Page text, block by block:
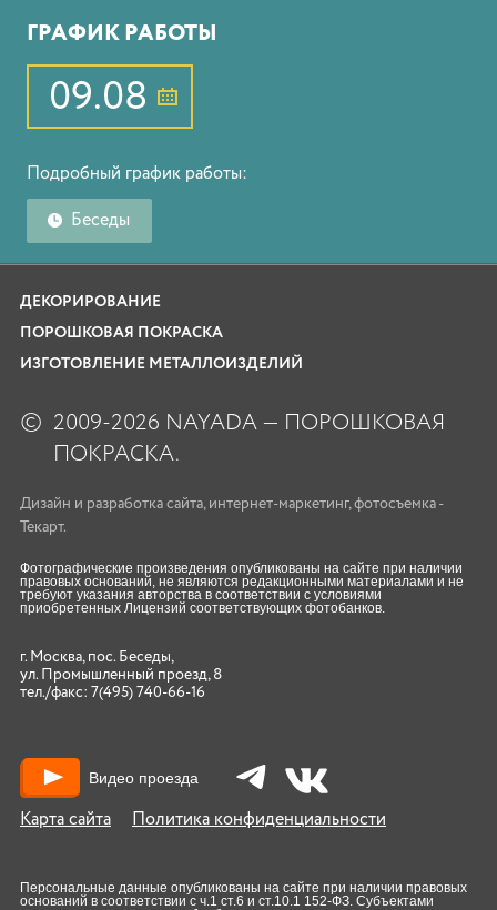
ГРАФИК РАБОТЫ
09.08
Подробный график работы:
Беседы
ДЕКОРИРОВАНИЕ
ПОРОШКОВАЯ ПОКРАСКА
ИЗГОТОВЛЕНИЕ МЕТАЛЛОИЗДЕЛИЙ
© 2009-2026 NAYADA — ПОРОШКОВАЯ
ПОКРАСКА.
Дизайн и разработка сайта, интернет-маркетинг,фотосъемка -
Текарт.
Фотографические произведения опубликованы на сайте при наличии
правовых оснований, не являются редакционными материалами и не
требуют указания авторства в соответствии с условиями
приобретенных Лицензий соответствующих фотобанков.
г. Москва, пос. Беседы,
ул. Промышленный проезд, 8
тел./факс: 7(495) 740-66-16
Карта сайта Политика конфиденциальности
Видео проезда
Персональные данные опубликованы на сайте при наличии правовых
оснований в соответствии с ч.1 ст.6 и ст.10.1 152-ФЗ. Субъектами